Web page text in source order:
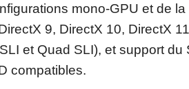
mono-GPU et de la
9, DirectX 10, DirectX
et Quad SLI), et support du
compatibles.